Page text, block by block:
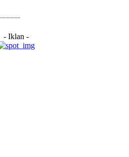
- Iklan -